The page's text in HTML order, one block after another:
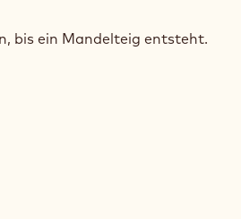
bis ein Mandelteig entsteht.